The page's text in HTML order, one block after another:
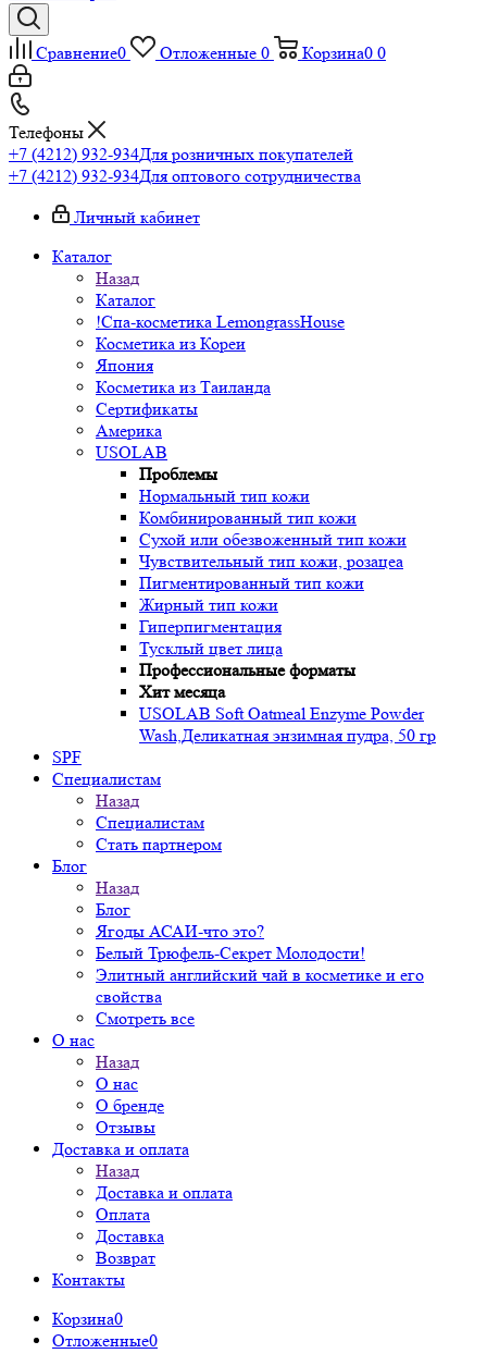
Сравнение0 Отложенные 0 Корзина0 0
Телефоны
+7 (4212) 932-934Для розничных покупателей
+7 (4212) 932-934Для оптового сотрудничества
Личный кабинет
Каталог
Назад
Каталог
!Спа-косметика LemongrassHouse
Косметика из Кореи
Япония
Косметика из Таиланда
Сертификаты
Америка
USOLAB
Проблемы
Нормальный тип кожи
Комбинированный тип кожи
Сухой или обезвоженный тип кожи
Чувствительный тип кожи, розацеа
Пигментированный тип кожи
Жирный тип кожи
Гиперпигментация
Тусклый цвет лица
Профессиональные форматы
Хит месяца
USOLAB Soft Oatmeal Enzyme Powder
Wash,Деликатная энзимная пудра, 50 гр
SPF
Специалистам
Назад
Специалистам
Стать партнером
Блог
Назад
Блог
Ягоды АСАИ-что это?
Белый Трюфель-Секрет Молодости!
Элитный английский чай в косметике и его
свойства
Смотреть все
О нас
Назад
О нас
О бренде
Отзывы
Доставка и оплата
Назад
Доставка и оплата
Оплата
Доставка
Возврат
Контакты
Корзина0
Отложенные0